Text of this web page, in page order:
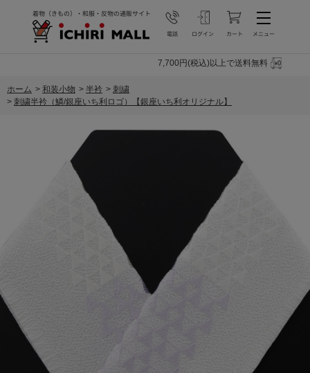
7,700円(税込)以上で送料無料
ホーム > 和装小物 > 半衿 > 刺繍
> 刺繍半衿（鱗/銀座いち利ロゴ）【銀座いち利オリジナル】